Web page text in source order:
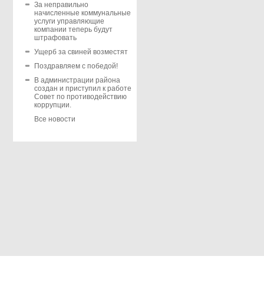
За неправильно
начисленные коммунальные
услуги управляющие
компании теперь будут
штрафовать
Ущерб за свиней возместят
Поздравляем с победой!
В администрации района
создан и приступил к работе
Совет по противодействию
коррупции.
Все новости